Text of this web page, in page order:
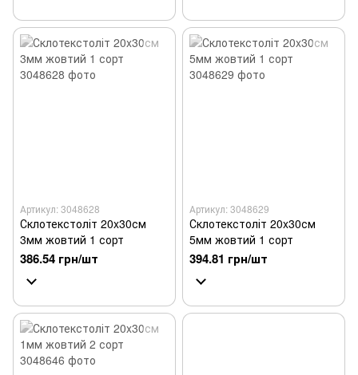
Артикул: 3048628
Склотекстоліт 20x30см
3мм жовтий 1 сорт
386.54 грн/шт
Артикул: 3048629
Склотекстоліт 20x30см
5мм жовтий 1 сорт
394.81 грн/шт